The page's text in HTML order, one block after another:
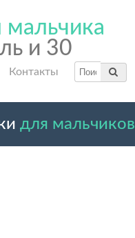
мальчика
и 30
Контакты
для мальчиков